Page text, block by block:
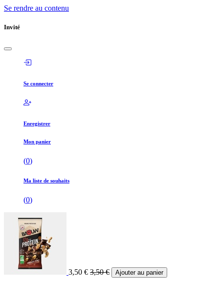
Se rendre au contenu
Invité
Se connecter
Enregistrer
Mon panier
(0)
Ma liste de souhaits
(0)
3,50 € 3,50€ Ajouter au panier